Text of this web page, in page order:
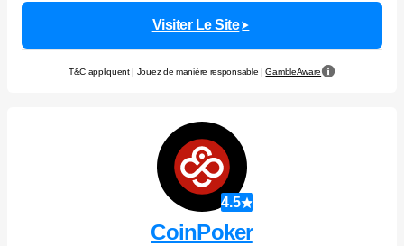
Visiter Le Site
T&C appliquent | Jouez de manière responsable |GambleAware
4.5
CoinPoker